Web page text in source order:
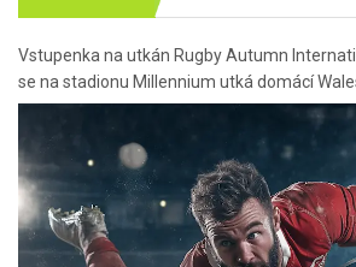
Vstupenka na utkán Rugby Autumn
se na stadionu Millennium utká domácí